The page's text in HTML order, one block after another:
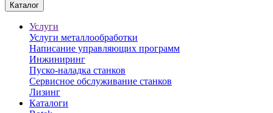
Каталог
Услуги
Услуги металлообработки
Написание управляющих программ
Инжиниринг
Пуско-наладка станков
Сервисное обслуживание станков
Лизинг
Каталоги